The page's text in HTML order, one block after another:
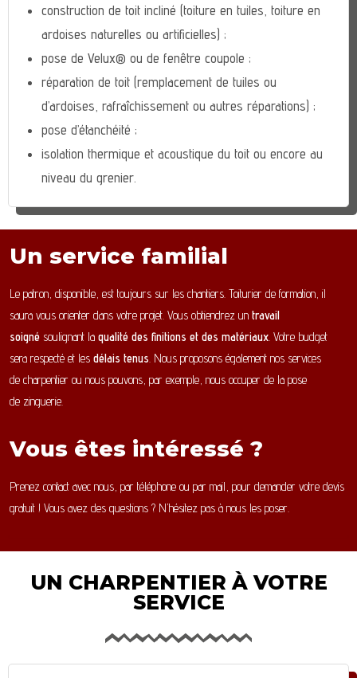
construction de toit incliné (toiture en tuiles, toiture en
ardoises naturelles ou artificielles) ;
pose de Velux® ou de fenêtre coupole ;
réparation de toit (remplacement de tuiles ou
d’ardoises, rafraîchissement ou autres réparations) ;
pose d’étanchéité ;
isolation thermique et acoustique du toit ou encore au
niveau du grenier.
Un service familial
Le patron, disponible, est toujours sur les chantiers. Toiturier de formation, il
saura vous orienter dans votre projet. Vous obtiendrez un travail
soigné soulignant la qualité des finitions et des matériaux . Votre budget
sera respecté et les délais tenus . Nous proposons également nos services
de charpentier ou nous pouvons, par exemple, nous occuper de la pose
de zinguerie.
Vous êtes intéressé ?
Prenez contact avec nous, par téléphone ou par mail, pour demander votre devis
gratuit ! Vous avez des questions ? N’hésitez pas à nous les poser.
UN CHARPENTIER À VOTRE
SERVICE